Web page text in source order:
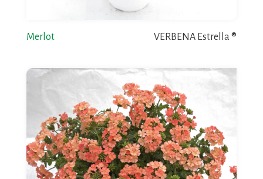
Merlot VERBENA Estrella ®